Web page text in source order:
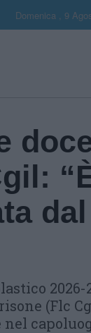
Domenica , 9
2026-
(Flc